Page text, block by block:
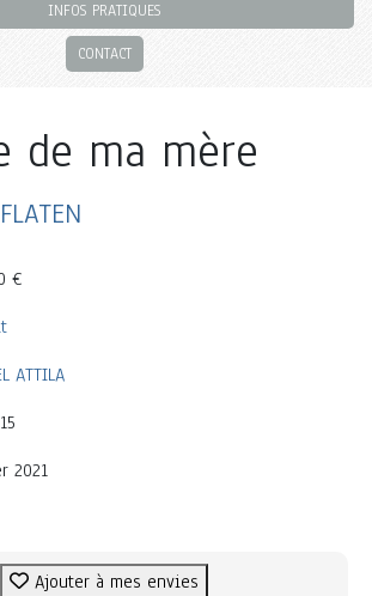
INFOS PRATIQUES
CONTACT
de ma mère
€
ATTILA
2021
Ajouter à mes envies